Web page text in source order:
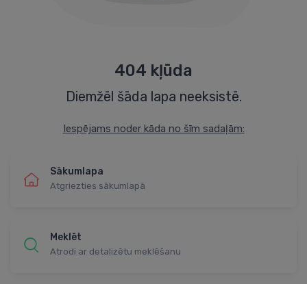
404 kļūda
Diemžēl šāda lapa neeksistē.
Iespējams noder kāda no šīm sadaļām:
Sākumlapa
Atgriezties sākumlapā
Meklēt
Atrodi ar detalizētu meklēšanu